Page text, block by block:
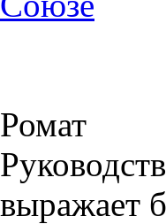
Ромат
выражает